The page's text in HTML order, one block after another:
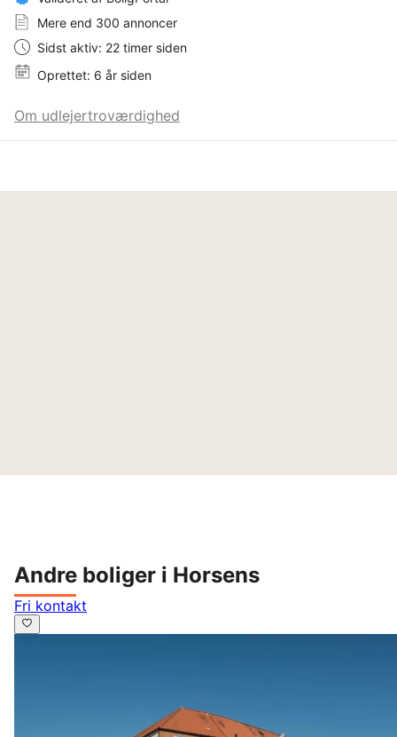
Mere end 300 annoncer
Sidst aktiv: 22 timer siden
Oprettet: 6 år siden
Om udlejertroværdighed
Andre boliger i Horsens
Fri kontakt